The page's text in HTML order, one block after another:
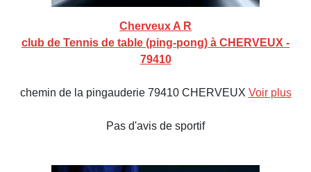
Cherveux A R
club de Tennis de table (ping-pong) à CHERVEUX -
79410
chemin de la pingauderie 79410 CHERVEUX Voir plus
Pas d'avis de sportif